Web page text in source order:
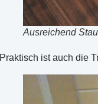
Ausreichend
Praktisch ist auch die